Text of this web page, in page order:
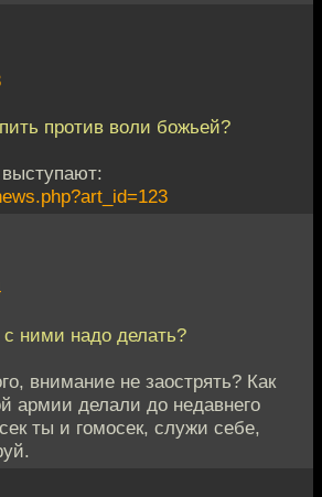
против воли божьей?
ними надо делать?
внимание не заострять? Как
армии делали до недавнего
ты и гомосек, служи себе,